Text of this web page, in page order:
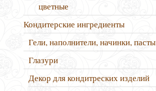
цветные
Кондитерские ингредиенты
Гели, наполнители, начинки, пасты
Глазури
Декор для кондитреских изделий